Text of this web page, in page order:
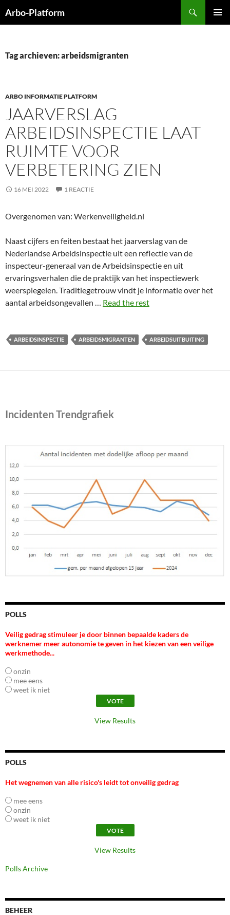
naar
Arbo-Platform
Tag archieven: arbeidsmigranten
ARBO INFORMATIE PLATFORM
JAARVERSLAG
ARBEIDSINSPECTIE LAAT
RUIMTE VOOR
VERBETERING ZIEN
16 MEI 2022 1 REACTIE
Overgenomen van: Werkenveiligheid.nl
Naast cijfers en feiten bestaat het jaarverslag van de
Nederlandse Arbeidsinspectie uit een reflectie van de
inspecteur-generaal van de Arbeidsinspectie en uit
ervaringsverhalen die de praktijk van het inspectiewerk
weerspiegelen. Traditiegetrouw vindt je informatie over het
aantal arbeidsongevallen … Read the rest
ARBEIDSINSPECTIE ARBEIDSMIGRANTEN ARBEIDSUITBUITING
Incidenten Trendgrafiek
POLLS
Veilig gedrag stimuleer je door binnen bepaalde kaders de
werknemer meer autonomie te geven in het kiezen van een veilige
werkmethode...
onzin
mee eens
weet ik niet
View Results
POLLS
Het wegnemen van alle risico's leidt tot onveilig gedrag
mee eens
onzin
weet ik niet
View Results
Polls Archive
BEHEER